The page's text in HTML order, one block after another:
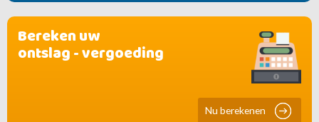
Bereken uw
ontslag - vergoeding
Nu berekenen